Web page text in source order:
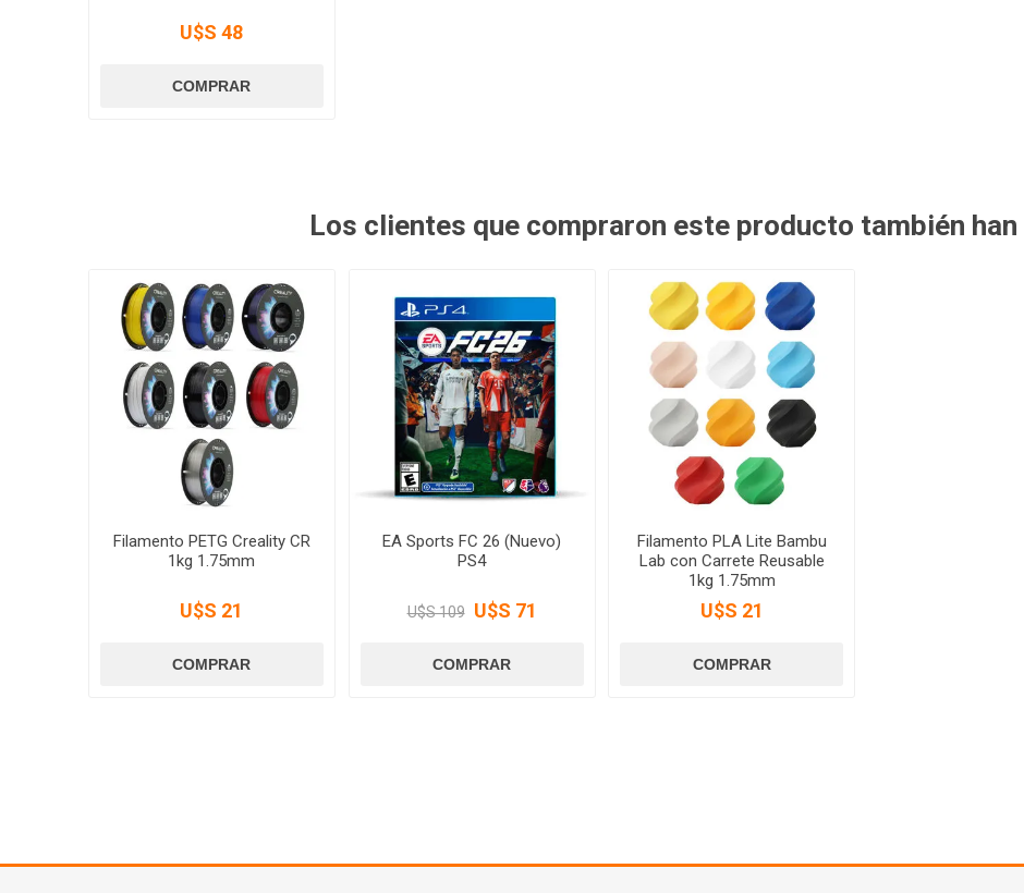
U$S 48
Los clientes que compraron este producto también
Filamento PETG Creality CR
1kg 1.75mm
U$S 21
EA Sports FC 26 (Nuevo)
PS4
U$S 109 U$S 71
Filamento PLA Lite Bambu
Lab con Carrete Reusable
1kg 1.75mm
U$S 21